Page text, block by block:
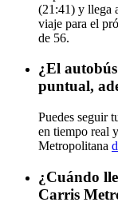
(21:41) y llega
viaje para el
de 56.
¿El
puntual,
Puedes seguir
en tiempo real
Metropolitana
¿Cuándo
Carris